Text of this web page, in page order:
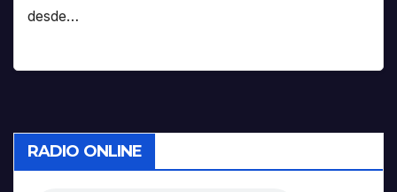
desde…
RADIO ONLINE